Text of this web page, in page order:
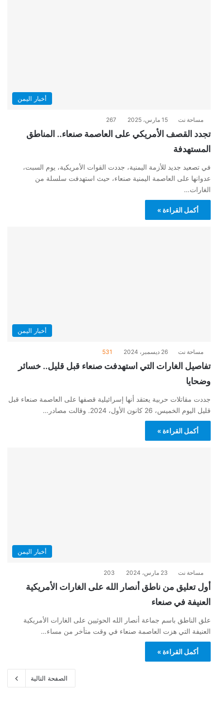
أخبار اليمن
مساحة نت 15 مارس، 2025 267
تجدد القصف الأمريكي على العاصمة صنعاء.. المناطق
المستهدفة
في تصعيد جديد للأزمة اليمنية، جددت القوات الأمريكية، يوم السبت،
عدوانها على العاصمة اليمنية صنعاء، حيث استهدفت سلسلة من
الغارات…
أكمل القراءة »
أخبار اليمن
مساحة نت 26 ديسمبر، 2024 531
تفاصيل الغارات التي استهدفت صنعاء قبل قليل.. خسائر
وضحايا
جددت مقاتلات حربية يعتقد أنها إسرائيلية قصفها على العاصمة صنعاء قبل
قليل اليوم الخميس، 26 كانون الأول، 2024. وقالت مصادر…
أكمل القراءة »
أخبار اليمن
مساحة نت 23 مارس، 2024 203
أول تعليق من ناطق أنصار الله على الغارات الأمريكية
العنيفة في صنعاء
علق الناطق باسم جماعة أنصار الله الحوثيين على الغارات الأمريكية
العنيفة التي هزت العاصمة صنعاء في وقت متأخر من مساء…
أكمل القراءة »
الصفحة التالية